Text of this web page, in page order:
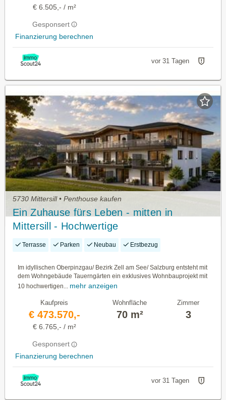
€ 6.505,- / m²
Gesponsert
Finanzierung berechnen
vor 31 Tagen
5730 Mittersill • Penthouse kaufen
Ein Zuhause fürs Leben - mitten in
Mittersill - Hochwertige
Eigentumswohnungen - NEUBAU/
Terrasse Parken Neubau Erstbezug
Im idyllischen Oberpinzgau/ Bezirk Zell am See/ Salzburg entsteht mit
dem Wohngebäude Tauerngärten ein exklusives Wohnbauprojekt mit
10 hochwertigen... mehr anzeigen
Kaufpreis
€ 473.570,-
€ 6.765,- / m²
Gesponsert
Finanzierung berechnen
Wohnfläche
70 m²
Zimmer
3
vor 31 Tagen